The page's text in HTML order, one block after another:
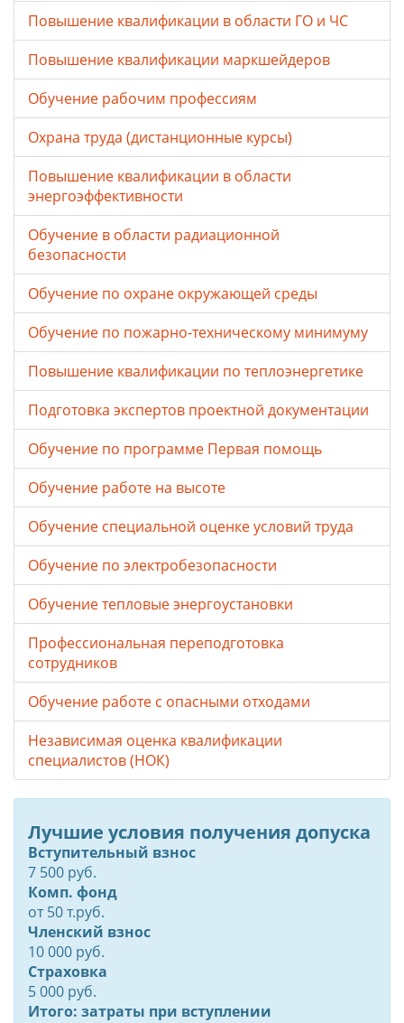
Повышение квалификации в области ГО и ЧС
Повышение квалификации маркшейдеров
Обучение рабочим профессиям
Охрана труда (дистанционные курсы)
Повышение квалификации в области
энергоэффективности
Обучение в области радиационной
безопасности
Обучение по охране окружающей среды
Обучение по пожарно-техническому минимуму
Повышение квалификации по теплоэнергетике
Подготовка экспертов проектной документации
Обучение по программе Первая помощь
Обучение работе на высоте
Обучение специальной оценке условий труда
Обучение по электробезопасности
Обучение тепловые энергоустановки
Профессиональная переподготовка
сотрудников
Обучение работе с опасными отходами
Независимая оценка квалификации
специалистов (НОК)
Лучшие условия получения допуска
Вступительный взнос
7 500 руб.
Комп. фонд
от50т.руб.
Членский взнос
10 000 руб.
Страховка
5 000 руб.
Итого: затраты при вступлении